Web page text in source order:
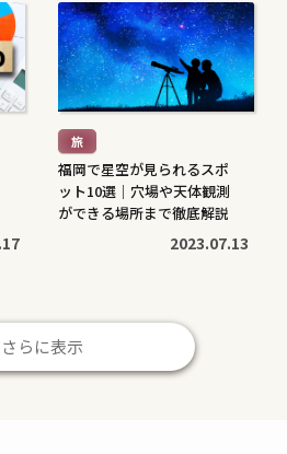
続
き
を
読
む
> 旅
福岡で星空が見られるスポ
ット10選｜穴場や天体観測
ができる場所まで徹底解説
2023.07.13
き
を
さらに表示